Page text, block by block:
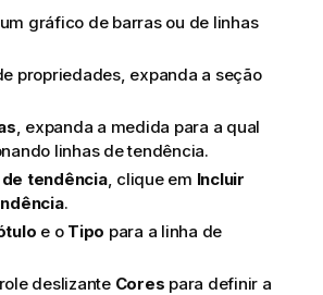
gráfico de barras ou de linhas
propriedades, expanda a seção
, expanda a medida para a qual
linhas de tendência.
de tendência, clique em Incluir
.
e o Tipo para a linha de
deslizante Cores para definir a